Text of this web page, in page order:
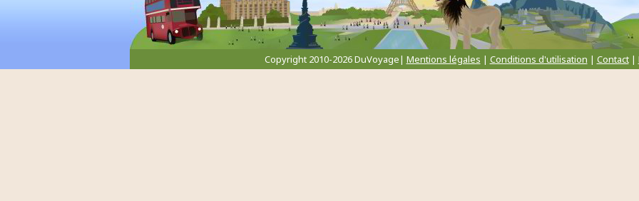
Copyright 2010-2026 DuVoyage| Mentions légales | Conditions d'utilisation | Contact|